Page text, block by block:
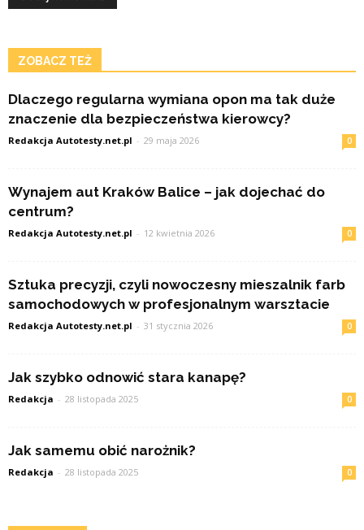
ZOBACZ TEŻ
Dlaczego regularna wymiana opon ma tak duże
znaczenie dla bezpieczeństwa kierowcy?
Redakcja Autotesty.net.pl - 29 maja 2026 0
Wynajem aut Kraków Balice – jak dojechać do
centrum?
Redakcja Autotesty.net.pl - 12 kwietnia 2026 0
Sztuka precyzji, czyli nowoczesny mieszalnik farb
samochodowych w profesjonalnym warsztacie
Redakcja Autotesty.net.pl - 31 stycznia 2026 0
Jak szybko odnowić stara kanapę?
Redakcja - 28 listopada 2025 0
Jak samemu obić narożnik?
Redakcja - 28 listopada 2025 0